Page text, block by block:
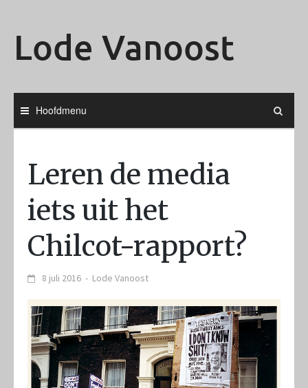
Lode Vanoost
Hoofdmenu
Leren de media
iets uit het
Chilcot-rapport?
8 juli 2016 - Lode Vanoost